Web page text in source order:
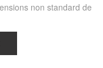
non standard de